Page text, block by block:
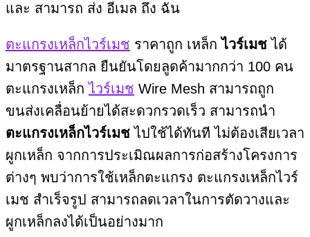
และ สามารถ ส่ง อีเมล ถึง ฉัน
ตะแกรงเหล็กไวร์เมช ราคาถูก เหล็กไวร์เมช ได้
มาตรฐานสากล ยืนยันโดยลูดค้ามากกว่า 100 คน
ตะแกรงเหล็กไวร์เมช Wire Mesh สามารถถูก
ขนส่งเคลื่อนย้ายได้สะดวกรวดเร็ว สามารถนำ
ตะแกรงเหล็กไวร์เมช ไปใช้ได้ทันที ไม่ต้องเสียเวลา
ผูกเหล็ก จากการประเมิณผลการก่อสร้างโครงการ
ต่างๆ พบว่าการใช้เหล็กตะแกรง ตะแกรงเหล็กไวร์
เมช สำเร็จรูป สามารถลดเวลาในการตัดวางและ
ผูกเหล็กลงได้เป็นอย่างมาก